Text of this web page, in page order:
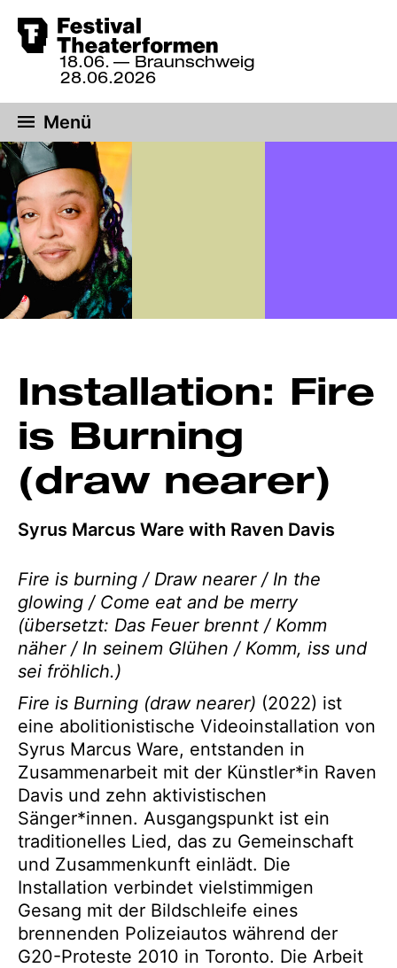
Zum
Hauptinhalt
springen
18.
bis
28.
Juni
2026,
Braunschweig
18.06.
28.06.2026
— Braunschweig
Menü
Installation: Fire
is Burning
(draw nearer)
Syrus Marcus Ware with Raven Davis
Fire is burning / Draw nearer / In the
glowing / Come eat and be merry
(übersetzt: Das Feuer brennt / Komm
näher / In seinem Glühen / Komm, iss und
sei fröhlich.)
Fire is Burning (draw nearer) (2022) ist
eine abolitionistische Videoinstallation von
Syrus Marcus Ware, entstanden in
Zusammenarbeit mit der Künstler*in Raven
Davis und zehn aktivistischen
Sänger*innen. Ausgangspunkt ist ein
traditionelles Lied, das zu Gemeinschaft
und Zusammenkunft einlädt. Die
Installation verbindet vielstimmigen
Gesang mit der Bildschleife eines
brennenden Polizeiautos während der
G20-Proteste 2010 in Toronto. Die Arbeit